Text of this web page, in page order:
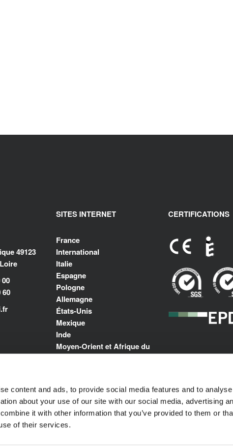
content and ads, to provide social media features and to
about your use of our site with our social media, advertising
it with other information that you’ve provided to them or
of their services.
49123
00
60
SITES INTERNET
France
International
Italie
Espagne
Pologne
Allemagne
États-Unis
Mexique
Inde
Moyen-Orient et Afrique du
CERTIFICATIONS
Politique de Confidentialité © 1989-2025 L'ISOLANTE K-